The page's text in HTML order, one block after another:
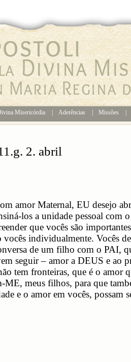
Misericórdia Aderências Missões
2. abril
amor Maternal, EU desejo
los a unidade pessoal com
que vocês são
vocês individualmente. Vocês
de um filho com o PAI,
seguir – amor a DEUS e ao
tem fronteiras, que é o amor
ME, meus filhos, para que
e o amor em vocês, possam